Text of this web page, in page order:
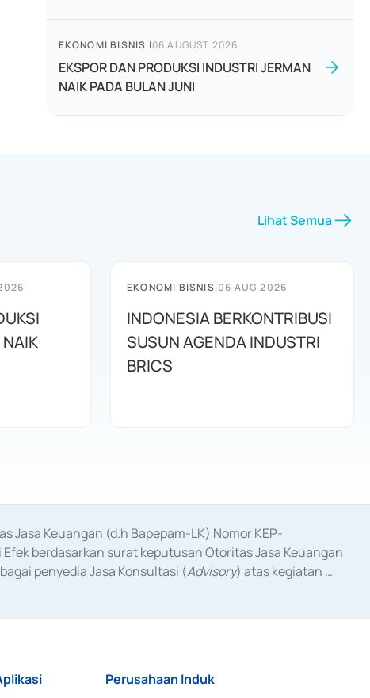
EKONOMI BISNIS |06 AUGUST 2026
EKSPOR DAN PRODUKSI INDUSTRI JERMAN
NAIK PADA BULAN JUNI
Lihat Semua
EKONOMI BISNIS|06 AUG 2026
INDONESIA BERKONTRIBUSI
SUSUN AGENDA INDUSTRI
BRICS
Jasa Keuangan (d.h Bapepam-LK) Nomor KEP-
berdasarkan surat keputusan Otoritas Jasa Keuangan
penyedia Jasa Konsultasi (Advisory) atas kegiatan
Perusahaan Induk